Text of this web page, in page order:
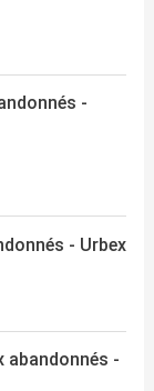
-
- Urbex
abandonnés -